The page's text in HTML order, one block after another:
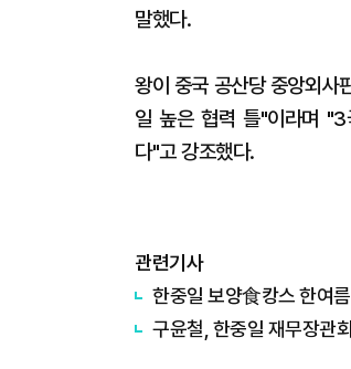
말했다.
왕이 중국 공산당 중앙외사
일 높은 협력 틀"이라며
다"고 강조했다.
관련기사
한중일 보양食캉스 한여
구윤철, 한중일 재무장관